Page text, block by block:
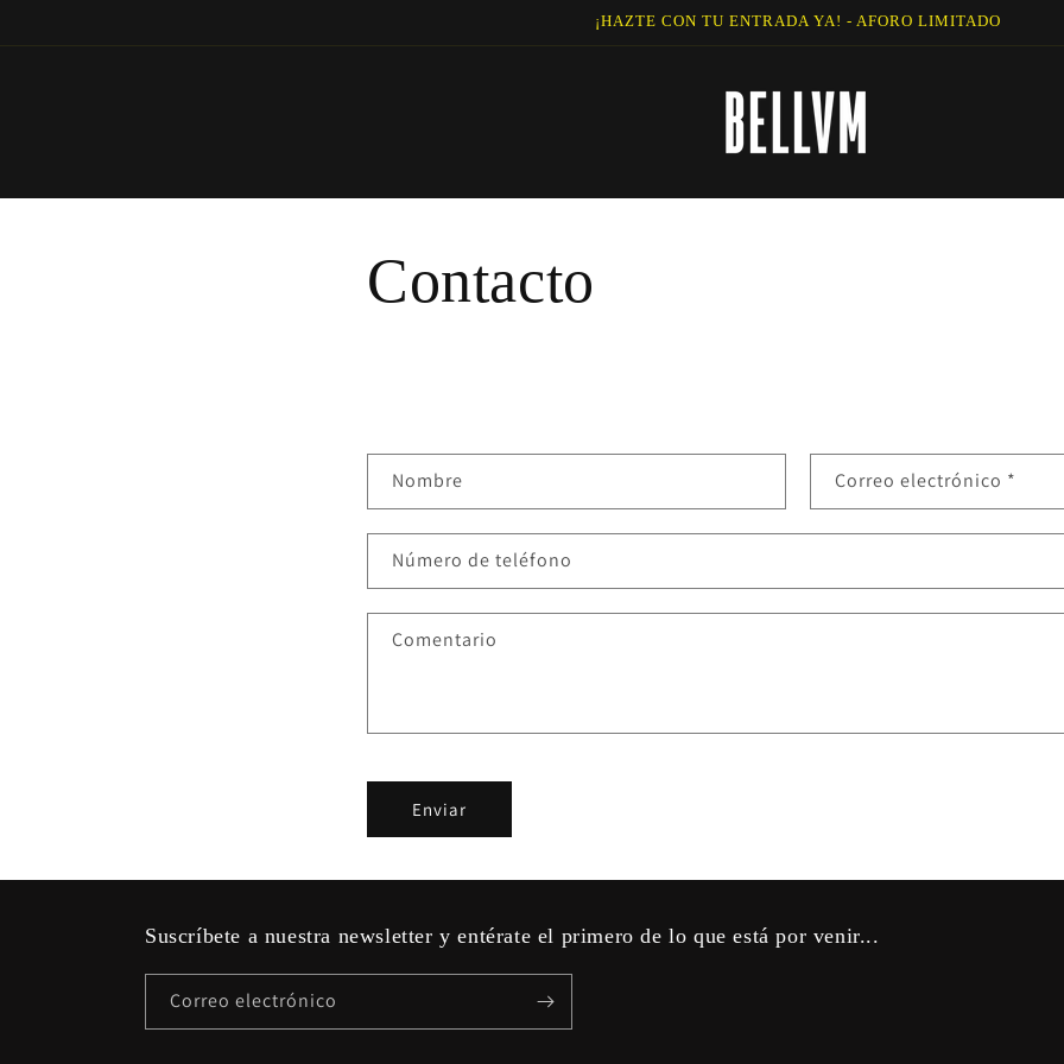
¡HAZTE CON TU ENTRADA YA! - AFORO LIMITADO
Contacto
Nombre Correo electrónico *
Número de teléfono
Comentario
Enviar
Suscríbete a nuestra newsletter y entérate el primero de lo que está por venir...
Correo electrónico